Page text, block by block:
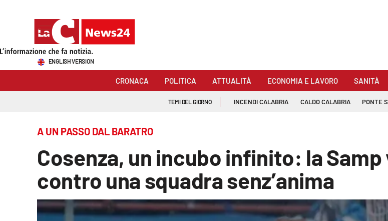
Sezioni
Economia e lavoro
Italia Mondo
ENGLISH VERSION
CRONACA POLITICA ATTUALITÀ ECONOMIA E LAVORO SANITÀ
TEMI DEL GIORNO INCENDI CALABRIA CALDO CALABRIA PONTE
A UN PASSO DAL BARATRO
Cosenza, un incubo infinito: la
contro una squadra senz’anima